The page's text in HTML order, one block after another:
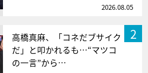
2026.08.05
2
高橋真麻、「コネだブサイク
だ」と叩かれるも…“マツコ
の一言”から…